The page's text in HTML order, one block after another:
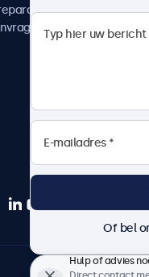
Of bel
Hulp of advies